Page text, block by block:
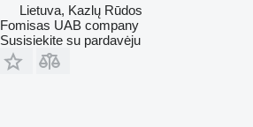
Lietuva, Kazlų Rūdos
Fomisas UAB company
Susisiekite su pardavėju